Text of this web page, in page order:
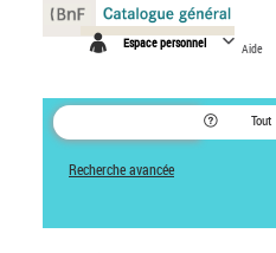
Espace personnel Aide
Tout
Recherche avancée
Panneau de gestion des cookies